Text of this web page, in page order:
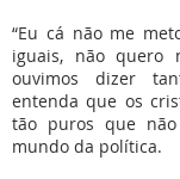
“Eu cá não me
iguais, não quero
ouvimos dizer
entenda que os
tão puros que
mundo da política.